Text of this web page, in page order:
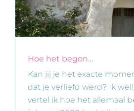
Hoe het begon…
Kan jij je het exacte
dat je verliefd werd? Ik
vertel ik hoe het allemaal